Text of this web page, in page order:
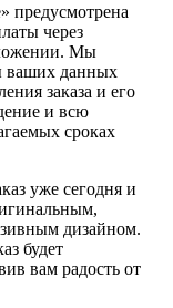
предусмотрена
через
Мы
ваших данных
заказа и его
и всю
сроках
уже сегодня и
дизайном.
будет
вам радость от